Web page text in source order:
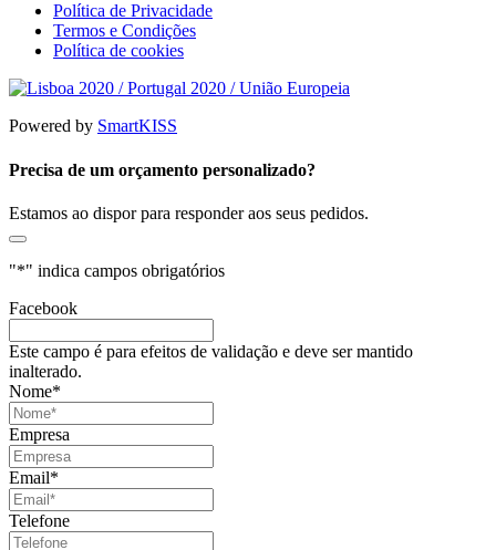
Política de Privacidade
Termos e Condições
Política de cookies
Powered by SmartKISS
Precisa de um orçamento personalizado?
Estamos ao dispor para responder aos seus pedidos.
"*" indica campos obrigatórios
Facebook
Este campo é para efeitos de validação e deve ser mantido
inalterado.
Nome*
Empresa
Email*
Telefone